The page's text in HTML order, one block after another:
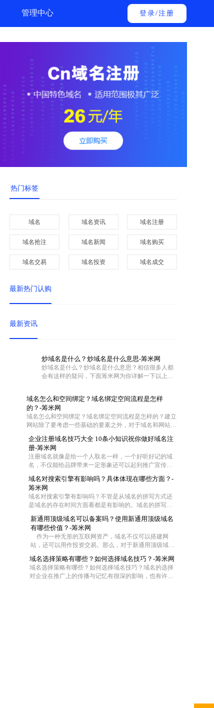
管理中心 登录/注册
热门标签
域名 域名资讯 域名注册
域名抢注 域名新闻 域名购买
域名交易 域名投资 域名成交
最新热门认购
最新资讯
炒域名是什么？炒域名是什么意思-筹米网
炒域名是什么？炒域名是什么意思？相信很多人都
会有这样的疑问，下面筹米网为你详解一下以上问
域名怎么和空间绑定？域名绑定空间流程是怎样
的？-筹米网
域名怎么和空间绑定？域名绑定空间流程是怎样的？建立
网站除了要考虑一些基础的要素之外，对于域名和网站空
么联系在一起呢?一般都是通过域名解析把域名指向空间
IP，让用户可以通过域名访问网站空间。那么网站域名如
何绑定空间？下面筹米网小编就带大家去看看域名怎么和
空间绑定和域名绑定空间流程是怎样的。
企业注册域名技巧大全 10条小知识祝你做好域名注
册-筹米网
注册域名就像是给一个人取名一样，一个好听好记的域
名，不仅能给品牌带来一定形象还可以起到推广宣传的
大，那么作为一家企业怎么去注册域名成了企业的难
题，今天筹米就给大家一些小妙招！帮你选择适合的好
域名：
域名对搜索引擎有影响吗？具体体现在哪些方面？-
筹米网
域名对搜索引擎有影响吗？不管是从域名的拼写方式还
是域名的存在时间方面看都是有影响的。域名的拼写是
且一般来说域名时间越长对优化越有帮助，但是在用老
域名时，要注意域名是否被K这样是对SEO不利。当然还
有其他一些影响
新通用顶级域名可以备案吗？使用新通用顶级域名
有哪些价值？-筹米网
作为一种无形的互联网资产，域名不仅可以搭建网
站，还可以用作投资交易。那么，对于新通用顶级域
下，新通用顶级域名可以备案吗？使用新通用顶级域名
有哪些价值？
域名选择策略有哪些？如何选择域名技巧？-筹米网
域名选择策略有哪些？如何选择域名技巧？域名的选择
对企业在推广上的传播与记忆有很深的影响，也有许多